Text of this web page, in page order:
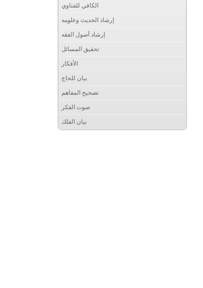
الكافي للفتاوي
إرشاد الحديث وعلومه
إرشاد أصول الفقه
تحقيق المسائل
الأفكار
بيان للحاج
تصحيح المفاهم
صوت الفكر
بيان الفلك